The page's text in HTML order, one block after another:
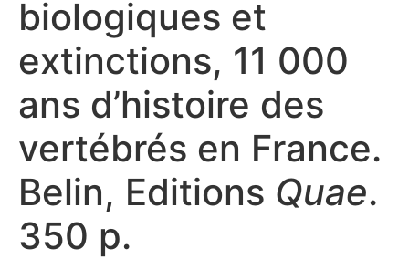
biologiques et
extinctions, 11 000
ans d’histoire des
vertébrés en France.
Belin, Editions Quae.
350 p.